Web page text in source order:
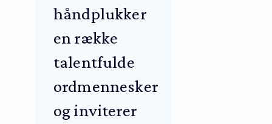
håndplukker
en række
talentfulde
ordmennesker
og inviterer